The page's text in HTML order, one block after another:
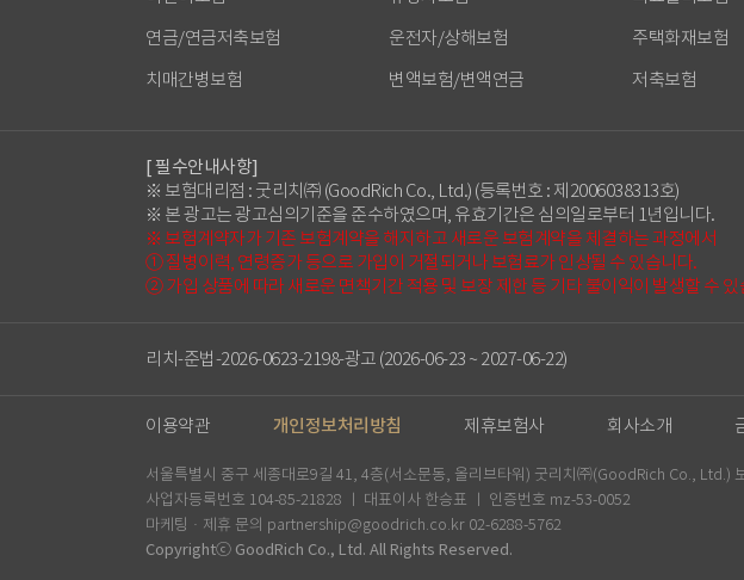
연금/연금저축보험
운전자/상해보험 주택화재보험
치매간병보험
변액보험/변액연금 저축보험
[ 필수안내사항]
※ 보험대리점 : 굿리치㈜ (GoodRich Co., Ltd.) (등록번호 : 제2006038313호)
※ 본 광고는 광고심의기준을 준수하였으며, 유효기간은 심의일로부터 1년입니다.
※ 보험계약자가 기존 보험계약을 해지하고 새로운 보험계약을 체결하는 과정에서
① 질병이력, 연령증가 등으로 가입이 거절되거나 보험료가 인상될 수 있습니다.
② 가입 상품에 따라 새로운 면책기간 적용 및 보장 제한 등 기타 불이익이 발생할 수 있
리치-준법-2026-0623-2198-광고 (2026-06-23 ~ 2027-06-22)
이용약관 개인정보처리방침 제휴보험사 회사소개
서울특별시 중구 세종대로9길 41, 4층(서소문동, 올리브타워) 굿리치㈜(GoodRich Co., Ltd.)
사업자등록번호 104-85-21828 ㅣ 대표이사 한승표 ㅣ 인증번호 mz-53-0052
마케팅ᆞ제휴 문의 partnership@goodrich.co.kr 02-6288-5762
Copyrightⓒ GoodRich Co., Ltd. All Rights Reserved.